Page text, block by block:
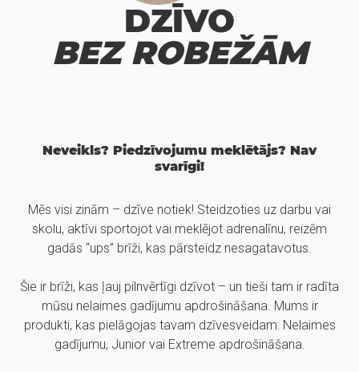
DZĪVO
BEZ ROBEŽĀM
Neveikls? Piedzīvojumu meklētājs? Nav
svarīgi!
Mēs visi zinām – dzīve notiek! Steidzoties uz darbu vai
skolu, aktīvi sportojot vai meklējot adrenalīnu, reizēm
gadās “ups” brīži, kas pārsteidz nesagatavotus.
Šie ir brīži, kas ļauj pilnvērtīgi dzīvot – un tieši tam ir radīta
mūsu nelaimes gadījumu apdrošināšana. Mums ir
produkti, kas pielāgojas tavam dzīvesveidam: Nelaimes
gadījumu, Junior vai Extreme apdrošināšana.